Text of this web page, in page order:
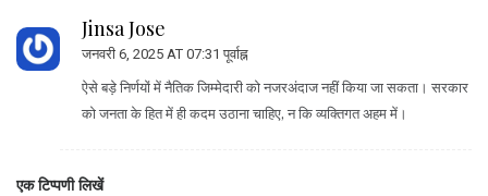
Jinsa Jose
जनवरी 6, 2025 AT 07:31 पूर्वाह्न
ऐसे बड़े निर्णयों में नैतिक जिम्मेदारी को नजरअंदाज नहीं किया जा सकता। सरकार
को जनता के हित में ही कदम उठाना चाहिए, न कि व्यक्तिगत अहम में।
एक टिप्पणी लिखें